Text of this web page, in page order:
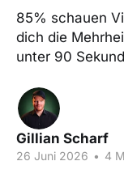
85% schauen
dich die
unter 90
Gillian Scharf
26 Juni 2026 • 4